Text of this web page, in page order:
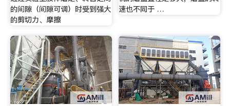
的间隙（间隙可调）时受到强大
的剪切力、摩擦
速也不同于 …